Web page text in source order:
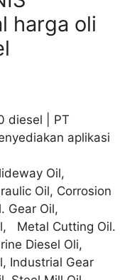
harga oli
diesel | PT
aplikasi
Oil,
Oil, Corrosion
Gear Oil,
Metal Cutting Oil.
Diesel Oli,
Industrial Gear